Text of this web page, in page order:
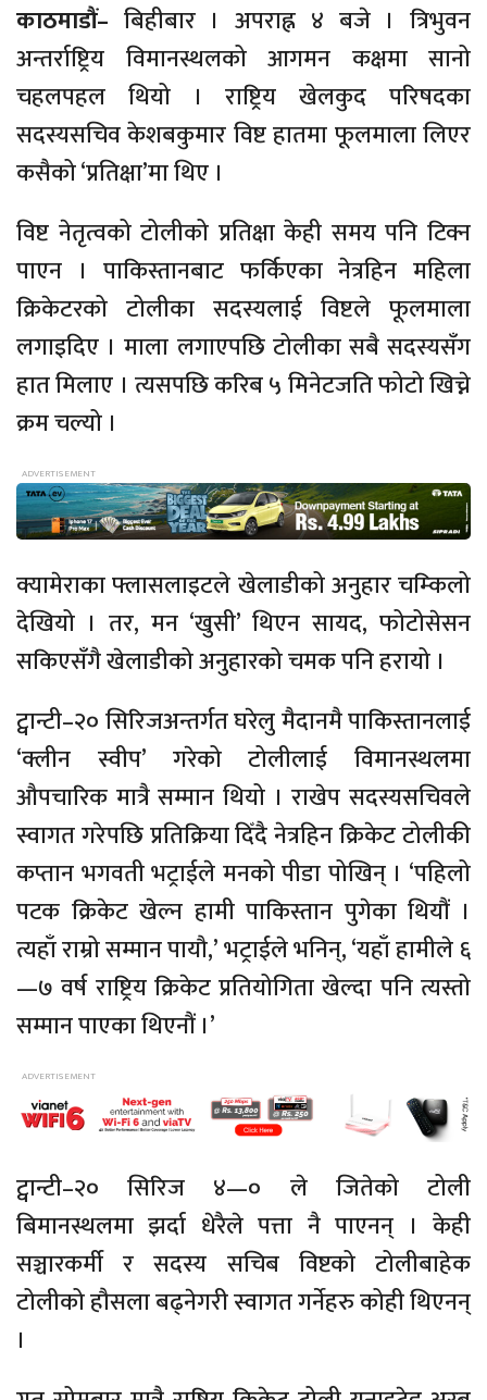
काठमाडौं– बिहीबार । अपराह्न ४ बजे । त्रिभुवन
अन्तर्राष्ट्रिय विमानस्थलको आगमन कक्षमा सानो
चहलपहल थियो । राष्ट्रिय खेलकुद परिषदका
सदस्यसचिव केशबकुमार विष्ट हातमा फूलमाला लिएर
कसैको ‘प्रतिक्षा’मा थिए ।
विष्ट नेतृत्वको टोलीको प्रतिक्षा केही समय पनि टिक्न
पाएन । पाकिस्तानबाट फर्किएका नेत्रहिन महिला
क्रिकेटरको टोलीका सदस्यलाई विष्टले फूलमाला
लगाइदिए । माला लगाएपछि टोलीका सबै सदस्यसँग
हात मिलाए । त्यसपछि करिब ५ मिनेटजति फोटो खिच्ने
क्रम चल्यो ।
क्यामेराका फ्लासलाइटले खेलाडीको अनुहार चम्किलो
देखियो । तर, मन ‘खुसी’ थिएन सायद, फोटोसेसन
सकिएसँगै खेलाडीको अनुहारको चमक पनि हरायो ।
ट्वान्टी–२० सिरिजअन्तर्गत घरेलु मैदानमै पाकिस्तानलाई
‘क्लीन स्वीप’ गरेको टोलीलाई विमानस्थलमा
औपचारिक मात्रै सम्मान थियो । राखेप सदस्यसचिवले
स्वागत गरेपछि प्रतिक्रिया दिँदै नेत्रहिन क्रिकेट टोलीकी
कप्तान भगवती भट्राईले मनको पीडा पोखिन् । ‘पहिलो
पटक क्रिकेट खेल्न हामी पाकिस्तान पुगेका थियौं ।
त्यहाँ राम्रो सम्मान पायौ,’ भट्राईले भनिन्, ‘यहाँ हामीले ६
—७ वर्ष राष्ट्रिय क्रिकेट प्रतियोगिता खेल्दा पनि त्यस्तो
सम्मान पाएका थिएनौं ।’
ट्वान्टी–२० सिरिज ४—० ले जितेको टोली
बिमानस्थलमा झर्दा धेरैले पत्ता नै पाएनन् । केही
सञ्चारकर्मी र सदस्य सचिब विष्टको टोलीबाहेक
टोलीको हौसला बढ्नेगरी स्वागत गर्नेहरु कोही थिएनन्
।